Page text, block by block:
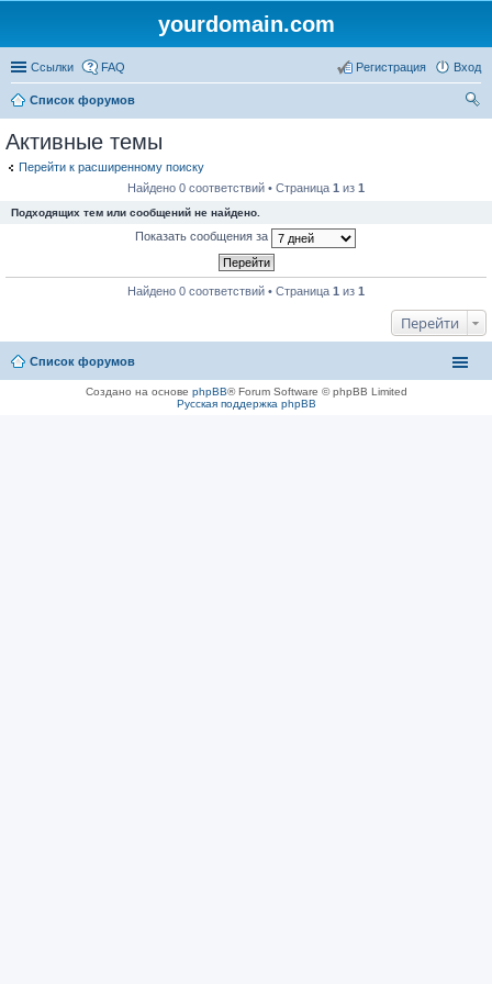
yourdomain.com
Ссылки FAQ Вход
Регистрация
Список форумов
Активные темы
Перейти к расширенному поиску
Найдено 0 соответствий • Страница 1 из 1
Подходящих тем или сообщений не найдено.
Показать сообщения за
Найдено 0 соответствий • Страница 1 из 1
Перейти
Список форумов
Создано на основе phpBB® Forum Software © phpBB Limited
Русская поддержка phpBB